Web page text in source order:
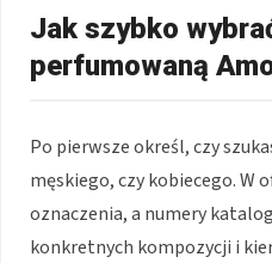
Jak szybko
perfumowaną
Po pierwsze określ, czy
męskiego, czy kobiecego. W
oznaczenia, a numery
konkretnych kompozycji i